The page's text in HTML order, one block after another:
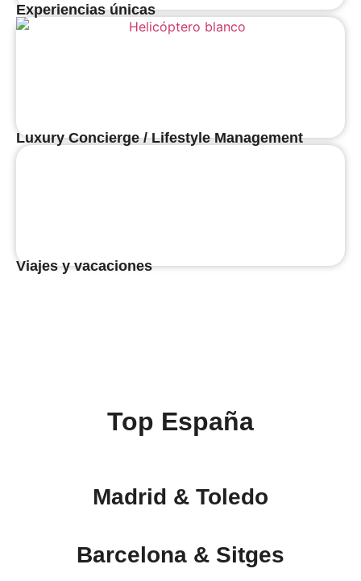
Experiencias únicas
Luxury Concierge / Lifestyle Management
Viajes y vacaciones
Top España
Madrid & Toledo
Barcelona & Sitges